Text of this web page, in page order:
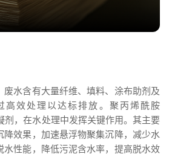
废水含有大量纤维、填料、涂布助剂及
高效处理以达标排放。聚丙烯酰胺
剂，在水处理中发挥关键作用。其主要
降效果，加速悬浮物聚集沉降，减少水
水性能，降低污泥含水率，提高脱水效